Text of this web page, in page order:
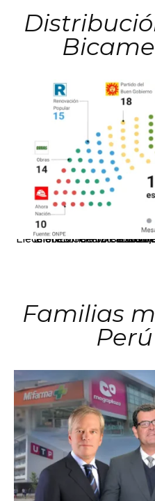
El JNE oficializó la distribución de escaños para la elección de 60 senadores
Familias